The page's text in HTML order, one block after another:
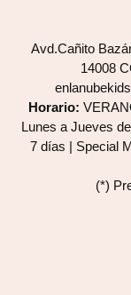
Avd.Cañito
14008
Horario:
Lunes a Jueves
7 días | Special
(*)